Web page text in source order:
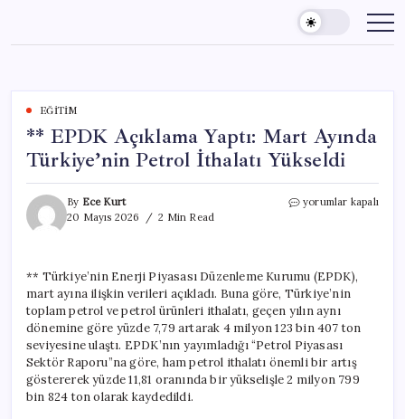
content
EĞITIM
** EPDK Açıklama Yaptı: Mart Ayında
Türkiye’nin Petrol İthalatı Yükseldi
By Ece Kurt
20 Mayıs 2026
2 Min Read
**
Ayında
Türkiye’nin
Petrol
İthalatı
Yükseldi
için
yorumlar kapalı
** Türkiye’nin Enerji Piyasası Düzenleme Kurumu (EPDK),
mart ayına ilişkin verileri açıkladı. Buna göre, Türkiye’nin
toplam petrol ve petrol ürünleri ithalatı, geçen yılın aynı
dönemine göre yüzde 7,79 artarak 4 milyon 123 bin 407 ton
seviyesine ulaştı. EPDK’nın yayımladığı “Petrol Piyasası
Sektör Raporu”na göre, ham petrol ithalatı önemli bir artış
göstererek yüzde 11,81 oranında bir yükselişle 2 milyon 799
bin 824 ton olarak kaydedildi.